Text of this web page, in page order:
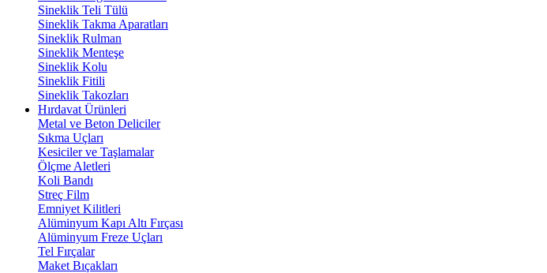
Sineklik Teli Tülü
Sineklik Takma Aparatları
Sineklik Rulman
Sineklik Menteşe
Sineklik Kolu
Sineklik Fitili
Sineklik Takozları
Hırdavat Ürünleri
Metal ve Beton Deliciler
Sıkma Uçları
Kesiciler ve Taşlamalar
Ölçme Aletleri
Koli Bandı
Streç Film
Emniyet Kilitleri
Alüminyum Kapı Altı Fırçası
Alüminyum Freze Uçları
Tel Fırçalar
Maket Bıçakları